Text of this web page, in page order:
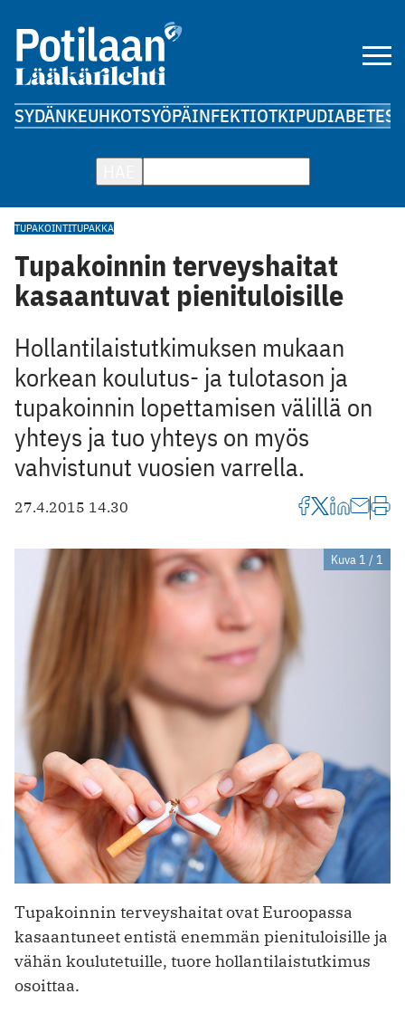
SYDÄNKEUHKOTSYÖPÄINFEKTIOTKIPUDIABETES
TUPAKOINTITUPAKKA
Tupakoinnin terveyshaitat
kasaantuvat pienituloisille
Hollantilaistutkimuksen mukaan
korkean koulutus- ja tulotason ja
tupakoinnin lopettamisen välillä on
yhteys ja tuo yhteys on myös
vahvistunut vuosien varrella.
27.4.2015 14.30
Kuva 1 / 1
Tupakoinnin terveyshaitat ovat Euroopassa
kasaantuneet entistä enemmän pienituloisille ja
vähän koulutetuille, tuore hollantilaistutkimus
osoittaa.